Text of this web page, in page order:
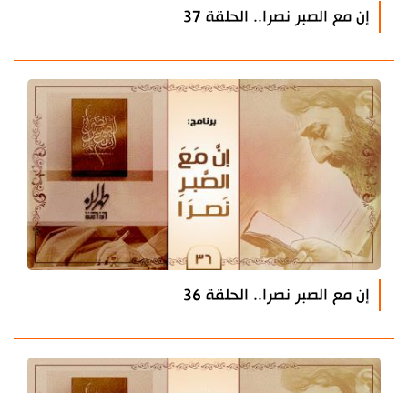
إن مع الصبر نصرا.. الحلقة 37
إن مع الصبر نصرا.. الحلقة 36